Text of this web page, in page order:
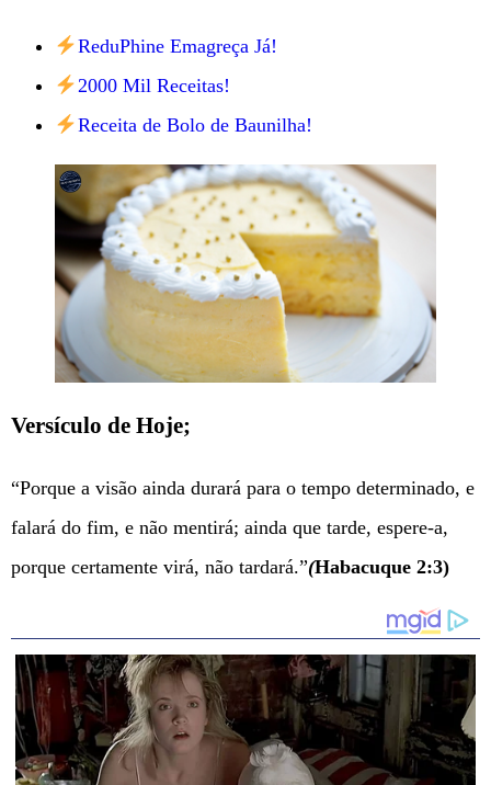
ReduPhine Emagreça Já!
2000 Mil Receitas!
Receita de Bolo de Baunilha!
Versículo de Hoje;
“Porque a visão ainda durará para o tempo determinado, e
falará do fim, e não mentirá; ainda que tarde, espere-a,
porque certamente virá, não tardará.”(Habacuque 2:3)